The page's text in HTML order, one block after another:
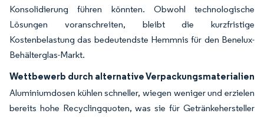
Konsolidierung führen könnten. Obwohl technologische
Lösungen voranschreiten, bleibt die kurzfristige
Kostenbelastung das bedeutendste Hemmnis für den Benelux-
Behälterglas-Markt.
Wettbewerb durch alternative Verpackungsmaterialien
Aluminiumdosen kühlen schneller, wiegen weniger und erzielen
bereits hohe Recyclingquoten, was sie für Getränkehersteller